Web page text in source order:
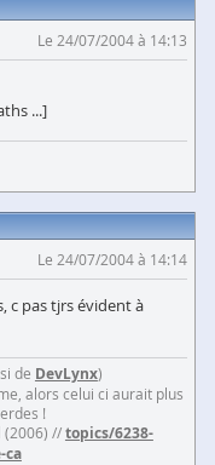
Le 24/07/2004 à 14:13
...]
Le 24/07/2004 à 14:14
c pas tjrs évident à
de DevLynx)
alors celui ci aurait plus
!
(2006) //topics/6238-
ca